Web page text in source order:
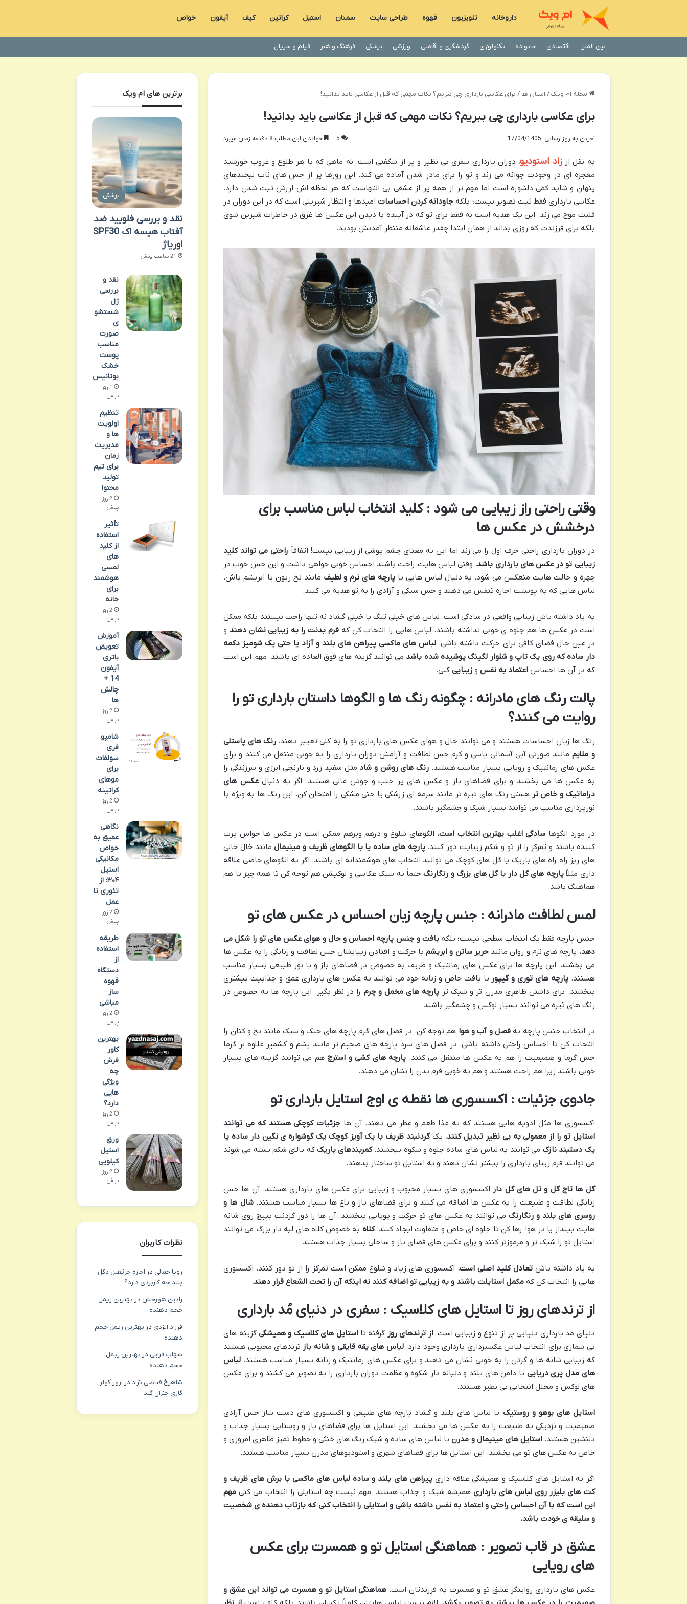
داروخانه تلویزیون قهوه طراحی سایت سمنان استیل کراتین کیف آیفون خواص
بین الملل اقتصادی خانواده تکنولوژی گردشگری و اقامتی ورزشی پزشکی فرهنگ و هنر فیلم و سریال
مجله ام ویک / استان ها / برای عکاسی بارداری چی ببریم؟ نکات مهمی که قبل از عکاسی باید بدانید!
برای عکاسی بارداری چی ببریم؟ نکات مهمی که قبل از عکاسی باید بدانید!
آخرین به روز رسانی: 17/04/1405 5 خواندن این مطلب 8 دقیقه زمان میبرد
به نقل اززاد استودیو، دوران بارداری سفری بی نظیر و پر از شگفتی است. نه ماهی که با هر طلوع و غروب خورشید
معجزه ای در وجودت جوانه می زند و تو را برای مادر شدن آماده می کند. این روزها پر از حس های ناب لبخندهای
پنهان و شاید کمی دلشوره است اما مهم تر از همه پر از عشقی بی انتهاست که هر لحظه اش ارزش ثبت شدن دارد.
عکاسی بارداری فقط ثبت تصویر نیست؛ بلکه جاودانه کردن احساسات امیدها و انتظار شیرینی است که در این دوران در
قلبت موج می زند. این یک هدیه است نه فقط برای تو که در آینده با دیدن این عکس ها غرق در خاطرات شیرین شوی
بلکه برای فرزندت که روزی بداند از همان ابتدا چقدر عاشقانه منتظر آمدنش بودید.
وقتی راحتی راز زیبایی می شود : کلید انتخاب لباس مناسب برای
درخشش در عکس ها
در دوران بارداری راحتی حرف اول را می زند اما این به معنای چشم پوشی از زیبایی نیست! اتفاقاً راحتی می تواند کلید
زیبایی تو در عکس های بارداری باشد. وقتی لباس هایت راحت باشند احساس خوبی خواهی داشت و این حس خوب در
چهره و حالت هایت منعکس می شود. به دنبال لباس هایی با پارچه های نرم و لطیف مانند نخ ریون یا ابریشم باش.
لباس هایی که به پوستت اجازه تنفس می دهند و حس سبکی و آزادی را به تو هدیه می کنند.
به یاد داشته باش زیبایی واقعی در سادگی است. لباس های خیلی تنگ یا خیلی گشاد نه تنها راحت نیستند بلکه ممکن
است در عکس ها هم جلوه ی خوبی نداشته باشند. لباس هایی را انتخاب کن که فرم بدنت را به زیبایی نشان دهند و
در عین حال فضای کافی برای حرکت داشته باشی. لباس های ماکسی پیراهن های بلند و آزاد یا حتی یک شومیز دکمه
دار ساده که روی یک تاپ و شلوار لگینگ پوشیده شده باشدمی توانند گزینه های فوق العاده ای باشند. مهم این است
که در آن ها احساساعتماد به نفس وزیبایی کنی.
پالت رنگ های مادرانه : چگونه رنگ ها و الگوها داستان بارداری تو را
روایت می کنند؟
رنگ ها زبان احساسات هستند و می توانند حال و هوای عکس های بارداری تو را به کلی تغییر دهند. رنگ های پاستلی
و ملایممانند صورتی آبی آسمانی یاسی و کرم حس لطافت و آرامش دوران بارداری را به خوبی منتقل می کنند و برای
عکس های رمانتیک و رویایی بسیار مناسب هستند. رنگ های روشن و شاد مثل سفید زرد و نارنجی انرژی و سرزندگی را
به عکس ها می بخشند و برای فضاهای باز و عکس های پر جنب و جوش عالی هستند. اگر به دنبالعکس های
دراماتیک و خاص تر هستی رنگ های تیره تر مانند سرمه ای زرشکی یا حتی مشکی را امتحان کن. این رنگ ها به ویژه با
نورپردازی مناسب می توانند بسیار شیک و چشمگیر باشند.
در مورد الگوها سادگی اغلب بهترین انتخاب است. الگوهای شلوغ و درهم وبرهم ممکن است در عکس ها حواس پرت
کننده باشند و تمرکز را از تو و شکم زیبایت دور کنند.پارچه های ساده یا با الگوهای ظریف و مینیمالمانند خال خالی
های ریز راه راه های باریک یا گل های کوچک می توانند انتخاب های هوشمندانه ای باشند. اگر به الگوهای خاصی علاقه
داری مثلاًپارچه های گل دار با گل های بزرگ و رنگارنگحتماً به سبک عکاسی و لوکیشن هم توجه کن تا همه چیز با هم
هماهنگ باشد.
لمس لطافت مادرانه : جنس پارچه زبان احساس در عکس های تو
جنس پارچه فقط یک انتخاب سطحی نیست؛ بلکه بافت و جنس پارچه احساس و حال و هوای عکس های تو را شکل می
دهد. پارچه های نرم و روان مانندحریر ساتن و ابریشمبا حرکت و افتادن زیبایشان حس لطافت و زنانگی را به عکس ها
می بخشند. این پارچه ها برای عکس های رمانتیک و ظریف به خصوص در فضاهای باز و با نور طبیعی بسیار مناسب
هستند.پارچه های توری و گیپور با بافت خاص و زنانه خود می توانند به عکس های بارداری عمق و جذابیت بیشتری
ببخشند. برای داشتن ظاهری مدرن تر و شیک تر پارچه های مخمل و چرم را در نظر بگیر. این پارچه ها به خصوص در
رنگ های تیره می توانند بسیار لوکس و چشمگیر باشند.
در انتخاب جنس پارچه به فصل و آب و هوا هم توجه کن. در فصل های گرم پارچه های خنک و سبک مانند نخ و کتان را
انتخاب کن تا احساس راحتی داشته باشی. در فصل های سرد پارچه های ضخیم تر مانند پشم و کشمیر علاوه بر گرما
حس گرما و صمیمیت را هم به عکس ها منتقل می کنند. پارچه های کشی و استرچ هم می توانند گزینه های بسیار
خوبی باشند زیرا هم راحت هستند و هم به خوبی فرم بدن را نشان می دهند.
جادوی جزئیات : اکسسوری ها نقطه ی اوج استایل بارداری تو
اکسسوری ها مثل ادویه هایی هستند که به غذا طعم و عطر می دهند. آن ها جزئیات کوچکی هستند که می توانند
استایل تو را از معمولی به بی نظیر تبدیل کنند. یکگردنبند ظریف با یک آویز کوچک یک گوشواره ی نگین دار ساده یا
یک دستبند نازک می توانند به لباس های ساده جلوه و شکوه ببخشند.کمربندهای باریک که بالای شکم بسته می شوند
می توانند فرم زیبای بارداری را بیشتر نشان دهند و به استایل تو ساختار بدهند.
گل ها تاج گل و تل های گل دار اکسسوری های بسیار محبوب و زیبایی برای عکس های بارداری هستند. آن ها حس
زنانگی لطافت و طبیعت را به عکس ها اضافه می کنند و برای فضاهای باز و باغ ها بسیار مناسب هستند.شال ها و
روسری های بلند و رنگارنگ می توانند به عکس های تو حرکت و پویایی ببخشند. آن ها را دور گردنت بپیچ روی شانه
هایت بینداز یا در هوا رها کن تا جلوه ای خاص و متفاوت ایجاد کنند.کلاه به خصوص کلاه های لبه دار بزرگ می توانند
استایل تو را شیک تر و مرموزتر کنند و برای عکس های فضای باز و ساحلی بسیار جذاب هستند.
به یاد داشته باشتعادل کلید اصلی است. اکسسوری های زیاد و شلوغ ممکن است تمرکز را از تو دور کنند. اکسسوری
هایی را انتخاب کن کهمکمل استایلت باشند و به زیبایی تو اضافه کنند نه اینکه آن را تحت الشعاع قرار دهند.
از ترندهای روز تا استایل های کلاسیک : سفری در دنیای مُد بارداری
دنیای مد بارداری دنیایی پر از تنوع و زیبایی است. از ترندهای روز گرفته تااستایل های کلاسیک و همیشگیگزینه های
بی شماری برای انتخاب لباس عکسبرداری بارداری وجود دارد.لباس های یقه قایقی و شانه باز ترندهای محبوبی هستند
که زیبایی شانه ها و گردن را به خوبی نشان می دهند و برای عکس های رمانتیک و زنانه بسیار مناسب هستند. لباس
های مدل پری دریایی با دامن های بلند و دنباله دار شکوه و عظمت دوران بارداری را به تصویر می کشند و برای عکس
های لوکس و مجلل انتخابی بی نظیر هستند.
استایل های بوهو و روستیک با لباس های بلند و گشاد پارچه های طبیعی و اکسسوری های دست ساز حس آزادی
صمیمیت و نزدیکی به طبیعت را به عکس ها می بخشند. این استایل ها برای فضاهای باز و روستایی بسیار جذاب و
دلنشین هستند.استایل های مینیمال و مدرنبا لباس های ساده و شیک رنگ های خنثی و خطوط تمیز ظاهری امروزی و
خاص به عکس های تو می بخشند. این استایل ها برای فضاهای شهری و استودیوهای مدرن بسیار مناسب هستند.
اگر به استایل های کلاسیک و همیشگی علاقه داریپیراهن های بلند و ساده لباس های ماکسی با برش های ظریف و
کت های بلیزر روی لباس های بارداری همیشه شیک و جذاب هستند. مهم نیست چه استایلی را انتخاب می کنی مهم
این است که با آن احساس راحتی و اعتماد به نفس داشته باشی و استایلی را انتخاب کنی که بازتاب دهنده ی شخصیت
و سلیقه ی خودت باشد.
عشق در قاب تصویر : هماهنگی استایل تو و همسرت برای عکس
های رویایی
عکس های بارداری روایتگر عشق تو و همسرت به فرزندتان است. هماهنگی استایل تو و همسرت می تواند این عشق و
برترین های ام ویک
پزشکی
نقد و بررسی فلویید ضد
آفتاب هیسه اک SPF30
اوریاژ
21 ساعت پیش
نقد و
بررسی
ژل
شستشو
ی
صورت
مناسب
پوست
خشک
بوتانیس
1 روز
پیش
تنظیم
اولویت
ها و
مدیریت
زمان
برای تیم
تولید
محتوا
2 روز
پیش
تأثیر
استفاده
از کلید
های
لمسی
هوشمند
برای
خانه
2 روز
پیش
آموزش
تعویض
باتری
آیفون
14 +
چالش
ها
2 روز
پیش
شامپو
فری
سولفات
برای
موهای
کراتینه
2 روز
پیش
نگاهی
عمیق به
خواص
مکانیکی
استیل
۳۰۴: از
تئوری تا
عمل
2 روز
پیش
طریقه
استفاده
از
دستگاه
قهوه
ساز
مباشی
2 روز
پیش
بهترین
کاور
فرش
چه
ویژگی
هایی
دارد؟
2 روز
پیش
ورق
استیل
کیلویی
2 روز
پیش
نظرات کاربران
رویا جمالی در اجاره جرثقیل دکل
بلند چه کاربردی دارد؟
رادین هورخش در بهترین ریمل
حجم دهنده
فرزاد ایزدی در بهترین ریمل حجم
دهنده
شهاب قرایی در بهترین ریمل
حجم دهنده
شاهرخ فیاضی نژاد در ارور کولر
گازی جنرال گلد